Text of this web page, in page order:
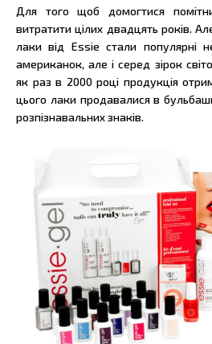
Для того щоб домогтися
витратити цілих двадцять років.
лаки від Essie стали популярні
американок, але і серед зірок
як раз в 2000 році продукція
цього лаки продавалися в
розпізнавальних знаків.